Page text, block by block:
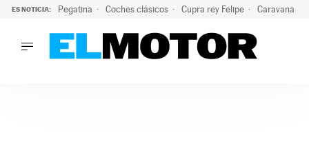
ES NOTICIA: Pegatina Coches clásicos Cupra rey Felipe Caravana